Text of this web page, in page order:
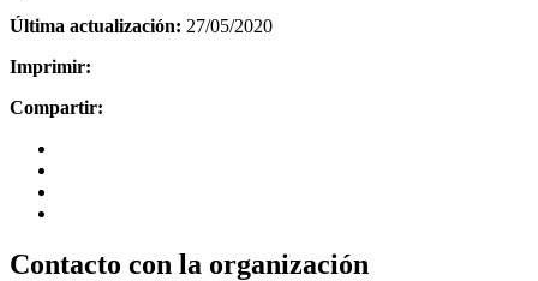
Última actualización: 27/05/2020
Imprimir:
Compartir:
Contacto con la organización